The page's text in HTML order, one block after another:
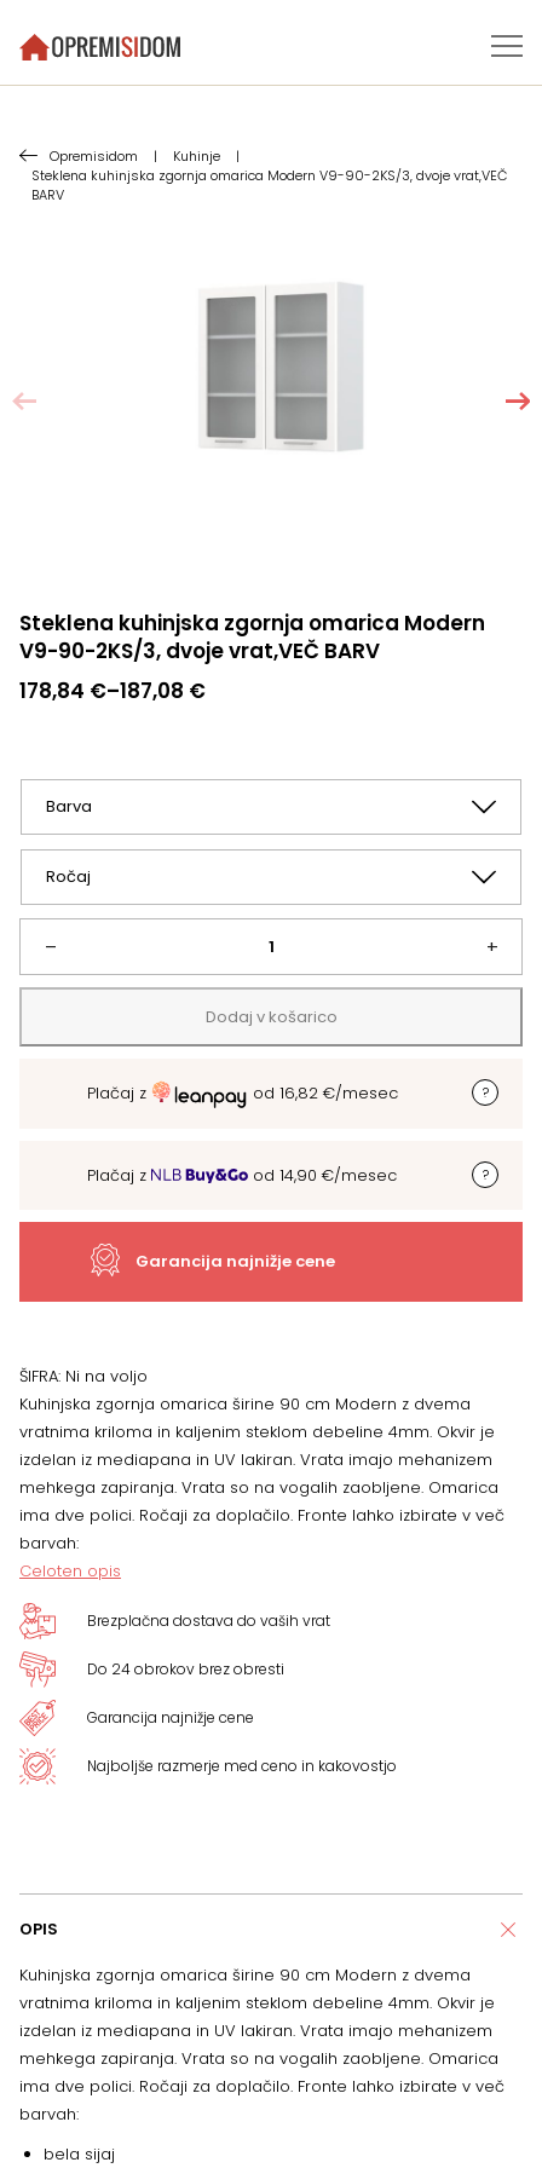
Opremisidom | Kuhinje
|
Steklena kuhinjska zgornja omarica Modern V9-90-2KS/3, dvoje vrat,VEČ
BARV
Steklena kuhinjska zgornja omarica Modern
V9-90-2KS/3, dvoje vrat,VEČ BARV
178,84 €–187,08 €
Cenovni
178,84 €
187,08 €
–
Steklena
kuhinjska
zgornja
2KS/3,
vrat,VEČ
BARV
količina
+
Dodaj v košarico
Plačaj z od 16,82 €/mesec
Plačaj z od 14,90 €/mesec
Garancija najnižje cene
ŠIFRA: Ni na voljo
Kuhinjska zgornja omarica širine 90 cm Modern z dvema
vratnima kriloma in kaljenim steklom debeline 4mm. Okvir je
izdelan iz mediapana in UV lakiran. Vrata imajo mehanizem
mehkega zapiranja. Vrata so na vogalih zaobljene. Omarica
ima dve polici. Ročaji za doplačilo. Fronte lahko izbirate v več
barvah:
Celoten opis
Brezplačna dostava do vaših vrat
Do 24 obrokov brez obresti
Garancija najnižje cene
Najboljše razmerje med ceno in kakovostjo
OPIS
Kuhinjska zgornja omarica širine 90 cm Modern z dvema
vratnima kriloma in kaljenim steklom debeline 4mm. Okvir je
izdelan iz mediapana in UV lakiran. Vrata imajo mehanizem
mehkega zapiranja. Vrata so na vogalih zaobljene. Omarica
ima dve polici. Ročaji za doplačilo. Fronte lahko izbirate v več
barvah:
bela sijaj